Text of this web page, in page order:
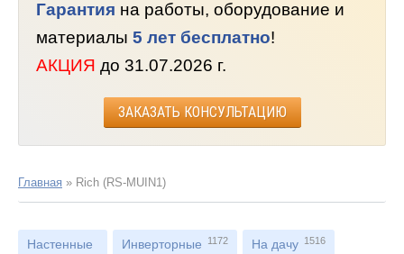
Гарантия на работы, оборудование и
материалы 5 лет бесплатно!
АКЦИЯ до 31.07.2026 г.
ЗАКАЗАТЬ КОНСУЛЬТАЦИЮ
Главная » Rich (RS-MUIN1)
Настенные Инверторные 1172 На дачу 1516